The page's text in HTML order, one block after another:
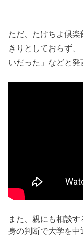
ただ、たけちよ倶
きりとしておらず
いだった」などと発
また、親にも相談
身の判断で大学を中